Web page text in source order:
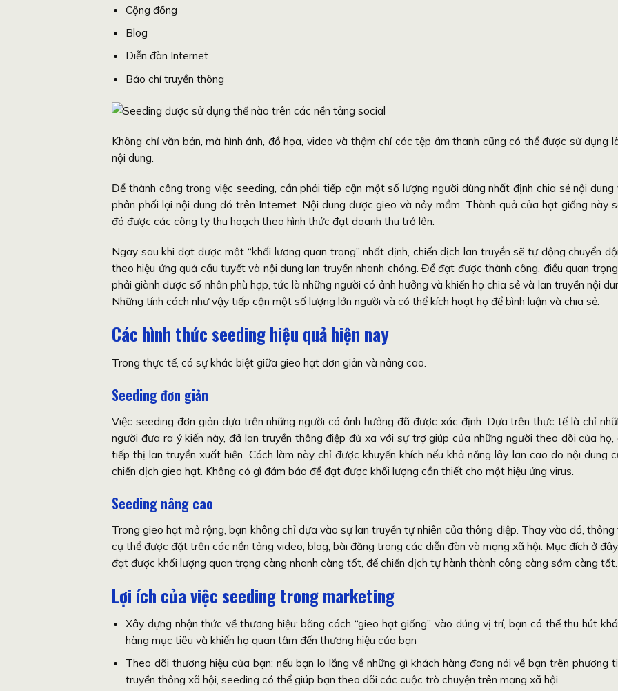
Cộng đồng
Blog
Diễn đàn Internet
Báo chí truyền thông
Không chỉ văn bản, mà hình ảnh, đồ họa, video và thậm chí các tệp âm thanh cũng có thể được sử dụng
nội dung.
Để thành công trong việc seeding, cần phải tiếp cận một số lượng người dùng nhất định chia sẻ nội dung
phân phối lại nội dung đó trên Internet. Nội dung được gieo và nảy mầm. Thành quả của hạt giống này
đó được các công ty thu hoạch theo hình thức đạt doanh thu trở lên.
Ngay sau khi đạt được một “khối lượng quan trọng” nhất định, chiến dịch lan truyền sẽ tự động chuyển
theo hiệu ứng quả cầu tuyết và nội dung lan truyền nhanh chóng. Để đạt được thành công, điều quan
phải giành được số nhân phù hợp, tức là những người có ảnh hưởng và khiến họ chia sẻ và lan truyền nội
Những tính cách như vậy tiếp cận một số lượng lớn người và có thể kích hoạt họ để bình luận và chia sẻ.
Các hình thức seeding hiệu quả hiện nay
Trong thực tế, có sự khác biệt giữa gieo hạt đơn giản và nâng cao.
Seeding đơn giản
Việc seeding đơn giản dựa trên những người có ảnh hưởng đã được xác định. Dựa trên thực tế là chỉ
người đưa ra ý kiến ​​này, đã lan truyền thông điệp đủ xa với sự trợ giúp của những người theo dõi của họ,
tiếp thị lan truyền xuất hiện. Cách làm này chỉ được khuyến khích nếu khả năng lây lan cao do nội dung
chiến dịch gieo hạt. Không có gì đảm bảo để đạt được khối lượng cần thiết cho một hiệu ứng virus.
Seeding nâng cao
Trong gieo hạt mở rộng, bạn không chỉ dựa vào sự lan truyền tự nhiên của thông điệp. Thay vào đó, thông
cụ thể được đặt trên các nền tảng video, blog, bài đăng trong các diễn đàn và mạng xã hội. Mục đích ở
đạt được khối lượng quan trọng càng nhanh càng tốt, để chiến dịch tự hành thành công càng sớm càng tốt.
Lợi ích của việc seeding trong marketing
Xây dựng nhận thức về thương hiệu: bằng cách “gieo hạt giống” vào đúng vị trí, bạn có thể thu hút
hàng mục tiêu và khiến họ quan tâm đến thương hiệu của bạn
Theo dõi thương hiệu của bạn: nếu bạn lo lắng về những gì khách hàng đang nói về bạn trên phương
truyền thông xã hội, seeding có thể giúp bạn theo dõi các cuộc trò chuyện trên mạng xã hội